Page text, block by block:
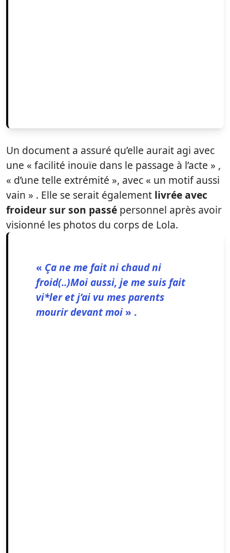
Un document a assuré qu’elle aurait agi avec
une « facilité inouïe dans le passage à l’acte » ,
« d’une telle extrémité », avec « un motif aussi
vain » . Elle se serait également livrée avec
froideur sur son passé personnel après avoir
visionné les photos du corps de Lola.
« Ça ne me fait ni chaud ni
froid(..)Moi aussi, je me suis fait
vi*ler et j’ai vu mes parents
mourir devant moi » .